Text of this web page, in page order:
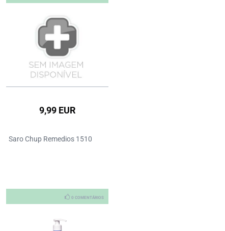
9,99 EUR
Saro Chup Remedios 1510
0 COMENTÁRIOS